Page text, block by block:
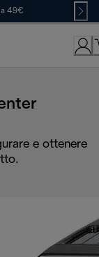
a 49€
e ottenere